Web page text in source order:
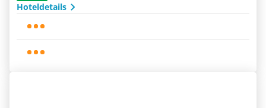
Hoteldetails